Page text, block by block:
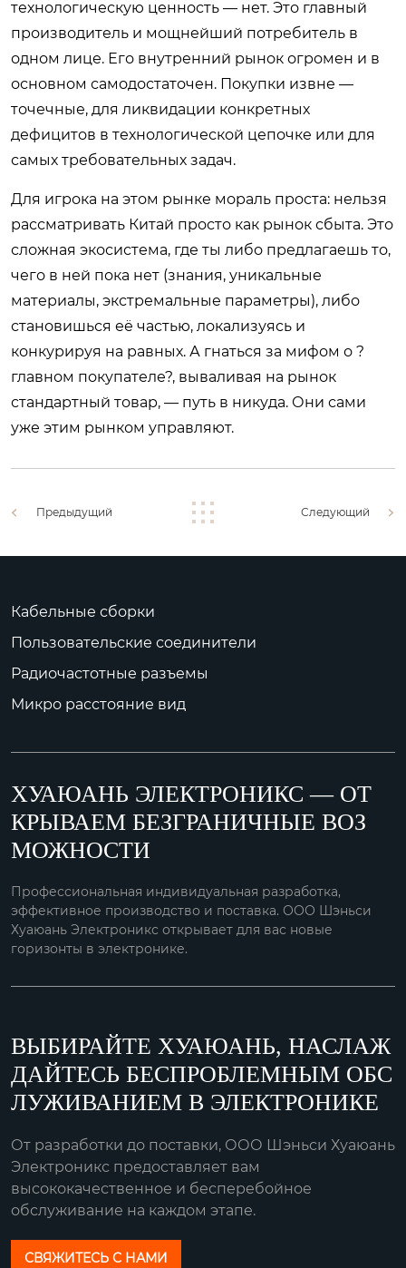
технологическую ценность — нет. Это главный
производитель и мощнейший потребитель в
одном лице. Его внутренний рынок огромен и в
основном самодостаточен. Покупки извне —
точечные, для ликвидации конкретных
дефицитов в технологической цепочке или для
самых требовательных задач.
Для игрока на этом рынке мораль проста: нельзя
рассматривать Китай просто как рынок сбыта. Это
сложная экосистема, где ты либо предлагаешь то,
чего в ней пока нет (знания, уникальные
материалы, экстремальные параметры), либо
становишься её частью, локализуясь и
конкурируя на равных. А гнаться за мифом о ?
главном покупателе?, вываливая на рынок
стандартный товар, — путь в никуда. Они сами
уже этим рынком управляют.
Предыдущий Следующий
Кабельные сборки
Пользовательские соединители
Радиочастотные разъемы
Микро расстояние вид
ХУАЮАНЬ ЭЛЕКТРОНИКС — ОТ
КРЫВАЕМ БЕЗГРАНИЧНЫЕ ВОЗ
МОЖНОСТИ
Профессиональная индивидуальная разработка,
эффективное производство и поставка. ООО Шэньси
Хуаюань Электроникс открывает для вас новые
горизонты в электронике.
ВЫБИРАЙТЕ ХУАЮАНЬ, НАСЛАЖ
ДАЙТЕСЬ БЕСПРОБЛЕМНЫМ ОБС
ЛУЖИВАНИЕМ В ЭЛЕКТРОНИКЕ
От разработки до поставки, ООО Шэньси Хуаюань
Электроникс предоставляет вам
высококачественное и бесперебойное
обслуживание на каждом этапе.
СВЯЖИТЕСЬ С НАМИ